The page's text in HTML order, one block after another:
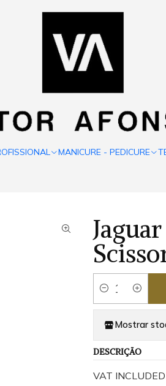
MANICURE - PEDICURE
Quantity
Mostrar
DESCRIÇÃO
VAT INCLUDED